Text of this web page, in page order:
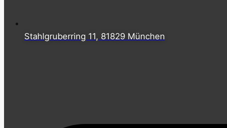
Stahlgruberring 11, 81829 München